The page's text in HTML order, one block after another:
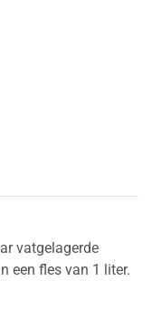
vatgelagerde
een fles van 1 liter.